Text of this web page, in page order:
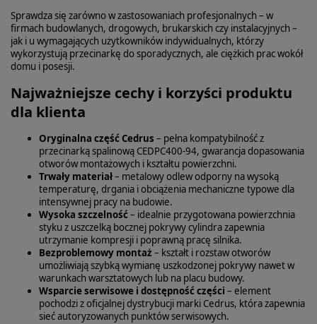
Sprawdza się zarówno w zastosowaniach profesjonalnych – w
firmach budowlanych, drogowych, brukarskich czy instalacyjnych –
jak i u wymagających użytkowników indywidualnych, którzy
wykorzystują przecinarkę do sporadycznych, ale ciężkich prac wokół
domu i posesji.
Najważniejsze cechy i korzyści produktu
dla klienta
Oryginalna część Cedrus – pełna kompatybilność z
przecinarką spalinową CEDPC400-94, gwarancja dopasowania
otworów montażowych i kształtu powierzchni.
Trwały materiał– metalowy odlew odporny na wysoką
temperaturę, drgania i obciążenia mechaniczne typowe dla
intensywnej pracy na budowie.
Wysoka szczelność– idealnie przygotowana powierzchnia
styku z uszczelką bocznej pokrywy cylindra zapewnia
utrzymanie kompresji i poprawną pracę silnika.
Bezproblemowy montaż – kształt i rozstaw otworów
umożliwiają szybką wymianę uszkodzonej pokrywy nawet w
warunkach warsztatowych lub na placu budowy.
Wsparcie serwisowe i dostępność części – element
pochodzi z oficjalnej dystrybucji marki Cedrus, która zapewnia
sieć autoryzowanych punktów serwisowych.